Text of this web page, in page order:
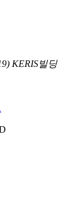
KERIS빌딩